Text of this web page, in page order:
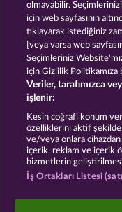
POSEIDON'S RISING
Hüküm ve
Şirket
Sosyal casino
olmayabilir.
için web sayfasının
tıklayarak istediğiniz
[veya varsa web
Seçimleriniz
için Gizlilik Politikamıza
Veriler, tarafımızca
işlenir:
Kesin coğrafi konum
özelliklerini aktif şekilde
ve/veya onlara
içerik, reklam ve içerik
hizmetlerin
İş Ortakları Listesi